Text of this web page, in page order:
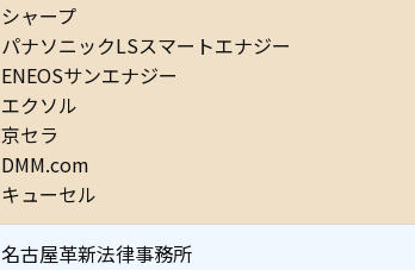
シャープ
パナソニックLSスマートエナジー
ENEOSサンエナジー
エクソル
京セラ
DMM.com
キューセル
名古屋革新法律事務所